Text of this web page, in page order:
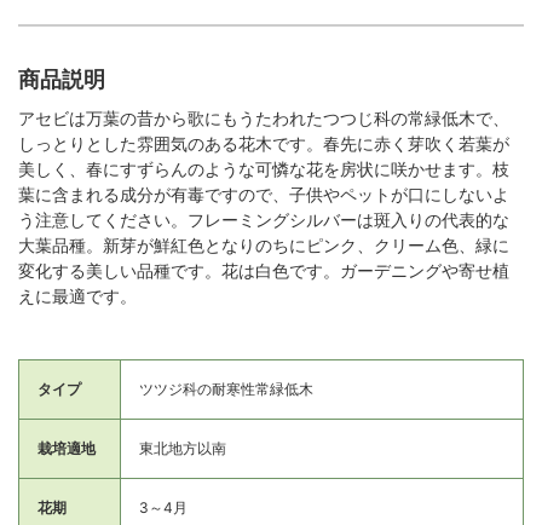
商品説明
アセビは万葉の昔から歌にもうたわれたつつじ科の常緑低木で、
しっとりとした雰囲気のある花木です。春先に赤く芽吹く若葉が
美しく、春にすずらんのような可憐な花を房状に咲かせます。枝
葉に含まれる成分が有毒ですので、子供やペットが口にしないよ
う注意してください。フレーミングシルバーは斑入りの代表的な
大葉品種。新芽が鮮紅色となりのちにピンク、クリーム色、緑に
変化する美しい品種です。花は白色です。ガーデニングや寄せ植
えに最適です。
タイプ ツツジ科の耐寒性常緑低木
栽培適地 東北地方以南
花期 3～4月